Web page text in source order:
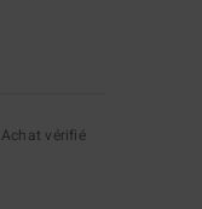
Achat vérifié